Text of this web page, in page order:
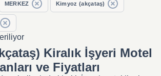
MERKEZ Kimyoz (akçataş)
Kiralık İşyeri Motel
ve Fiyatları